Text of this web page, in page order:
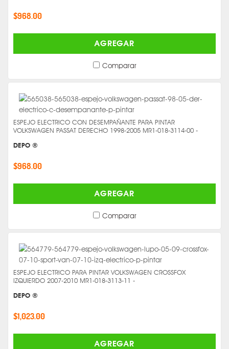
$968.00
AGREGAR
Comparar
ESPEJO ELECTRICO CON DESEMPAÑANTE PARA PINTAR
VOLKSWAGEN PASSAT DERECHO 1998-2005 MR1-018-3114-00 -
DEPO ®
$968.00
AGREGAR
Comparar
ESPEJO ELECTRICO PARA PINTAR VOLKSWAGEN CROSSFOX
IZQUIERDO 2007-2010 MR1-018-3113-11 -
DEPO ®
$1,023.00
AGREGAR